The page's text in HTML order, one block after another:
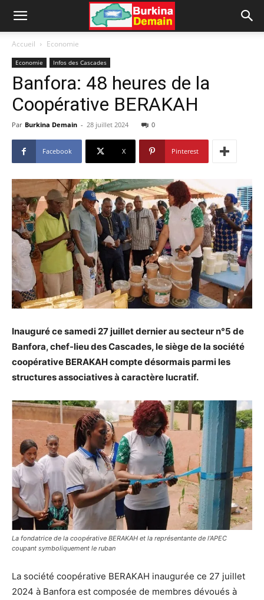
Accueil Economie
Economie Infos des Cascades
Banfora: 48 heures de la
Coopérative BERAKAH
Par Burkina Demain - 28 juillet 2024 0
Facebook X Pinterest
Inauguré ce samedi 27 juillet dernier au secteur n°5 de
Banfora, chef-lieu des Cascades, le siège de la société
coopérative BERAKAH compte désormais parmi les
structures associatives à caractère lucratif.
La fondatrice de la coopérative BERAKAH et la représentante de l’APEC
coupant symboliquement le ruban
La société coopérative BERAKAH inaugurée ce 27 juillet
2024 à Banfora est composée de membres dévoués à